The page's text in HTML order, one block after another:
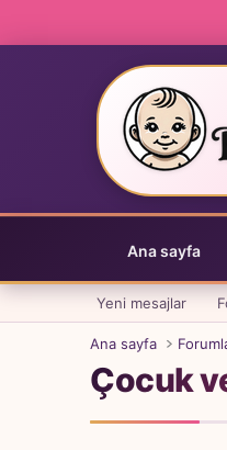
Ana sayfa
Yeni mesajlar
Ana sayfa
Çocuk